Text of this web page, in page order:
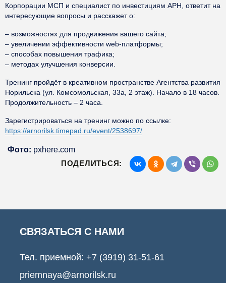
Корпорации МСП и специалист по инвестициям АРН, ответит на
интересующие вопросы и расскажет о:
– возможностях для продвижения вашего сайта;
– увеличении эффективности web-платформы;
– способах повышения трафика;
– методах улучшения конверсии.
Тренинг пройдёт в креативном пространстве Агентства развития
Норильска (ул. Комсомольская, 33а, 2 этаж). Начало в 18 часов.
Продолжительность – 2 часа.
Зарегистрироваться на тренинг можно по ссылке:
https://arnorilsk.timepad.ru/event/2538697/
Фото: pxhere.com
ПОДЕЛИТЬСЯ:
СВЯЗАТЬСЯ С НАМИ
Тел. приемной: +7 (3919) 31-51-61
priemnaya@arnorilsk.ru